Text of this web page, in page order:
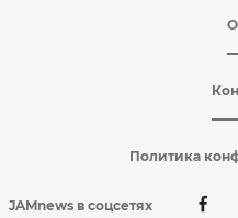
О
Политика
JAMnews в соцсетях